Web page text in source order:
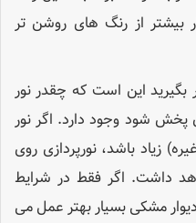
بیشتر از رنگ های روشن تر
بگیرید این است که چقدر نور
پخش شود وجود دارد. اگر نور
زیاد باشد، نورپردازی روی
داشت. اگر فقط در شرایط
مشکی بسیار بهتر عمل می